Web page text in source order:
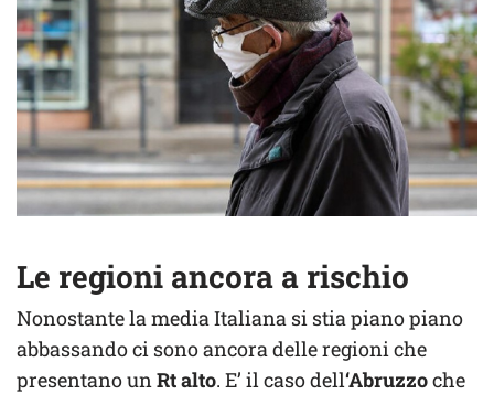
Le regioni ancora a rischio
Nonostante la media Italiana si stia piano piano
abbassando ci sono ancora delle regioni che
presentano un Rt alto. E’ il caso dell‘Abruzzoche